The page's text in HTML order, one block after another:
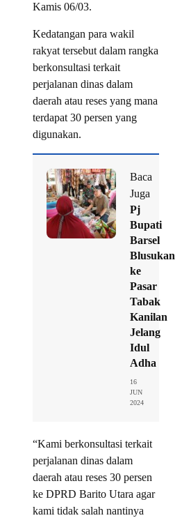
Kamis 06/03.
Kedatangan para wakil
rakyat tersebut dalam rangka
berkonsultasi terkait
perjalanan dinas dalam
daerah atau reses yang mana
terdapat 30 persen yang
digunakan.
Baca
Juga
Pj
Bupati
Barsel
Blusukan
ke
Pasar
Tabak
Kanilan
Jelang
Idul
Adha
16
JUN
2024
“Kami berkonsultasi terkait
perjalanan dinas dalam
daerah atau reses 30 persen
ke DPRD Barito Utara agar
kami tidak salah nantinya